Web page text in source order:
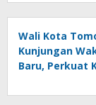
Wali Kota
Kunjungan
Baru, Perkuat